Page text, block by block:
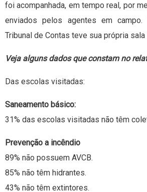
foi acompanhada, em tempo real, por
enviados pelos agentes em campo.
Tribunal de Contas teve sua própria
Veja alguns dados que constam no
Das escolas visitadas:
Saneamento básico:
31% das escolas visitadas não têm
Prevenção a incêndio
89% não possuem AVCB.
85% não têm hidrantes.
43% não têm extintores.